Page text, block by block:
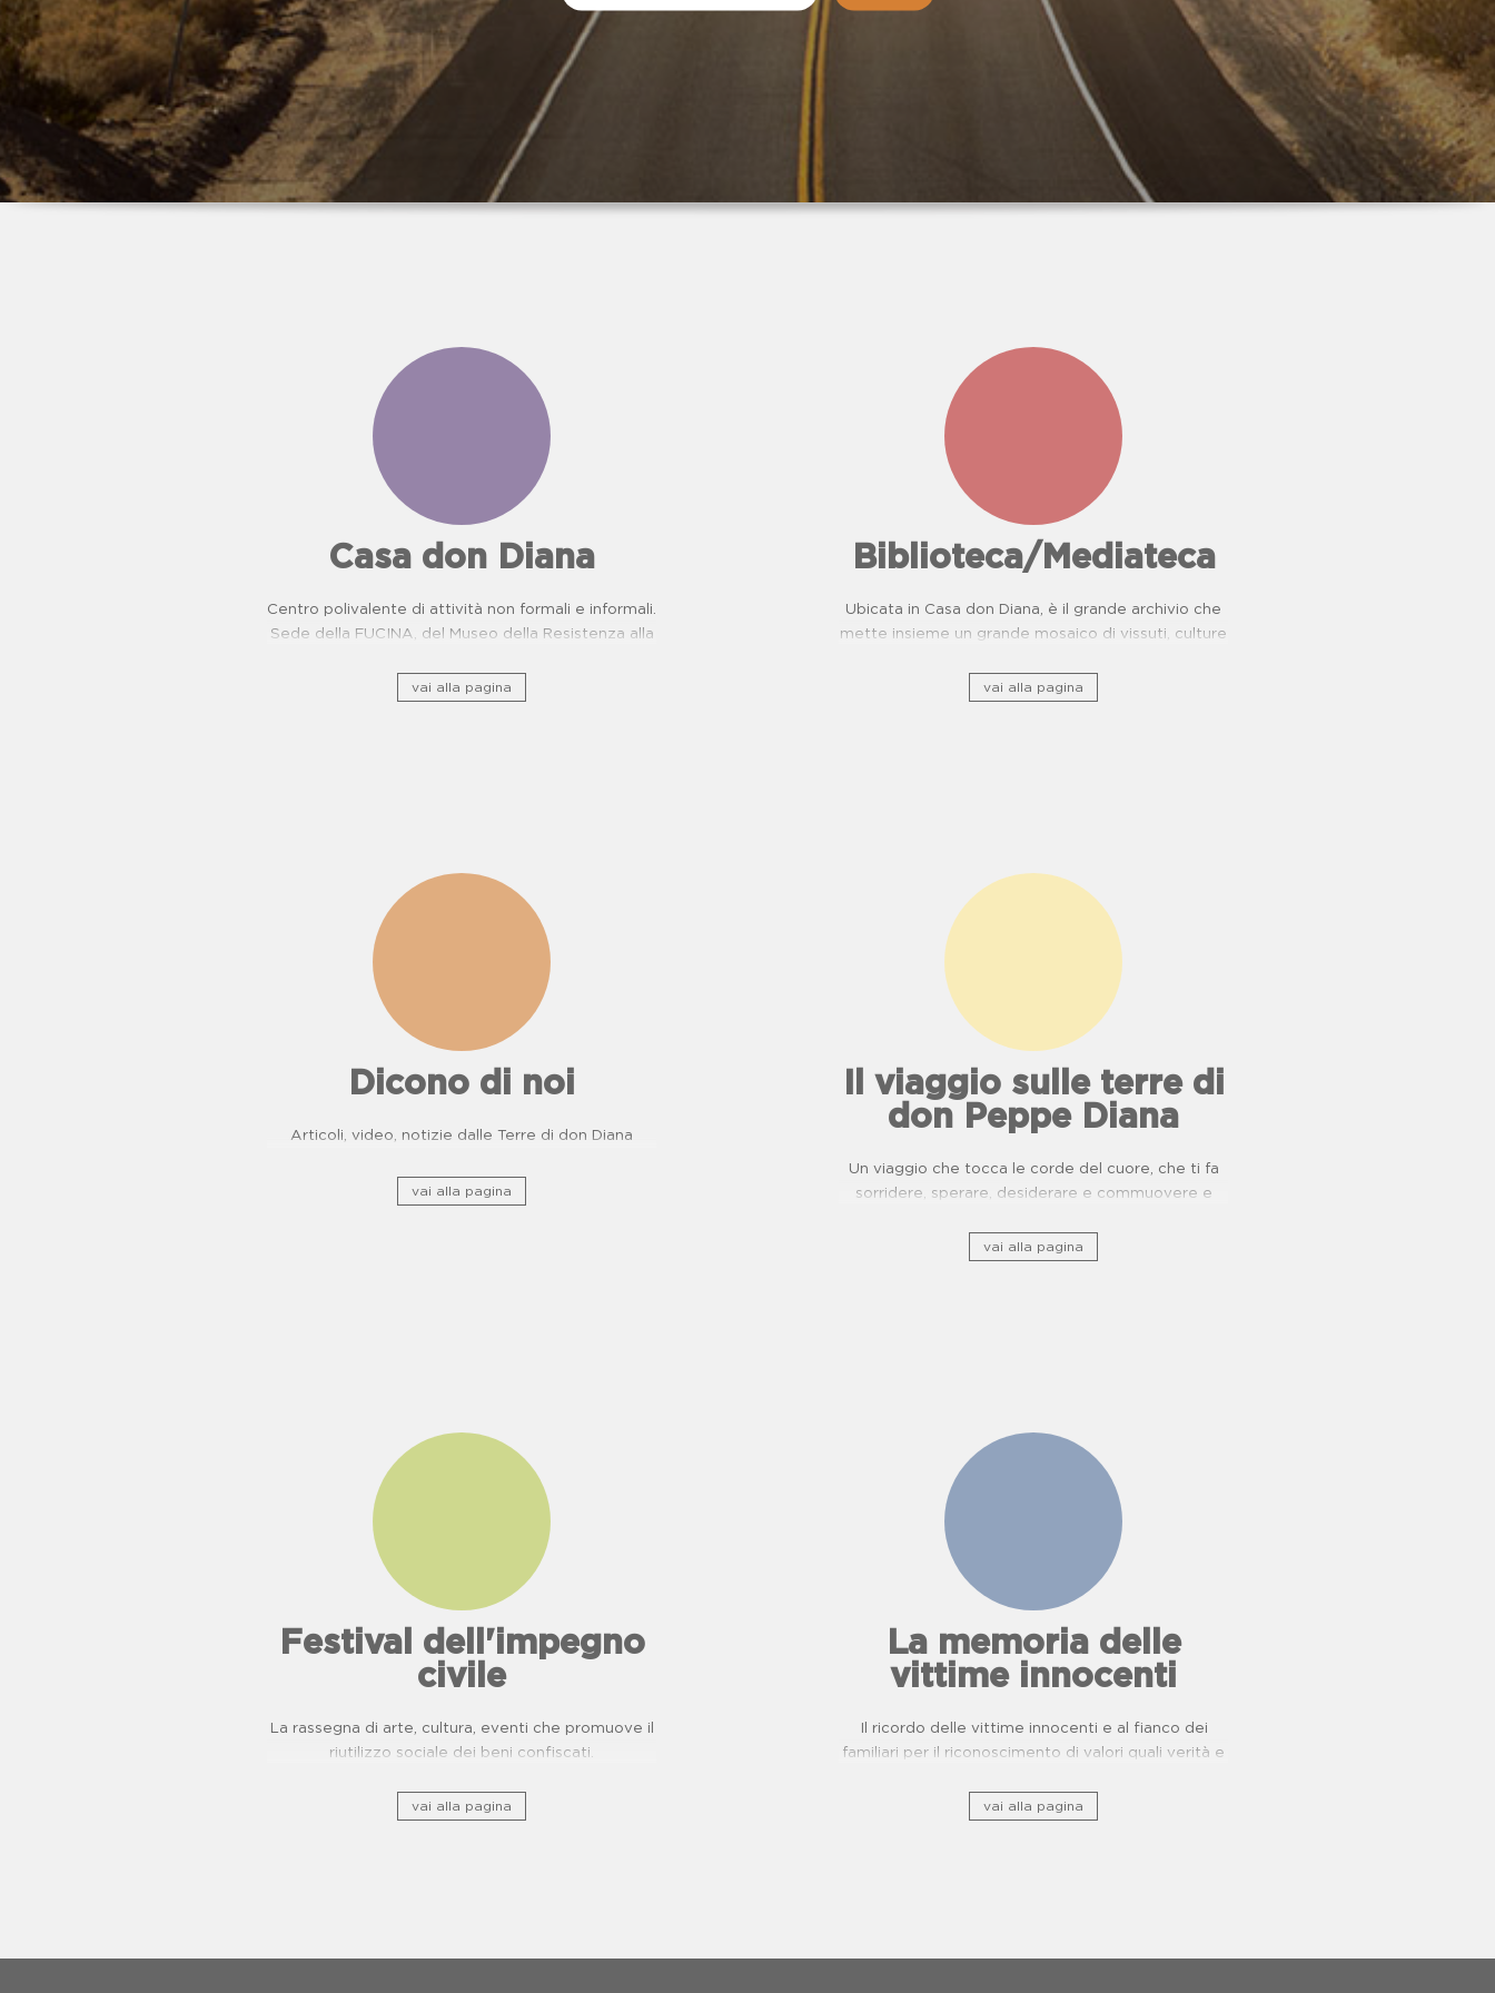
...decisero che il
messaggio,
l'impegno
sacrificio
Giuseppe Diana
Casa don Diana
Centro polivalente di attività non formali e informali.
Sede della FUCINA, del Museo della Resistenza alla
Oncologiche. Proposte didattiche per scuole.
vai alla pagina
Biblioteca/Mediateca
Ubicata in Casa don Diana, è il grande archivio che
mette insieme un grande mosaico di vissuti, culture
vai alla pagina
Dicono di noi
Articoli, video, notizie dalle Terre di don Diana
vai alla pagina
Il viaggio sulle terre di
don Peppe Diana
Un viaggio che tocca le corde del cuore, che ti fa
sorridere, sperare, desiderare e commuovere e
di usanze, cucina e buone pratiche.
vai alla pagina
Festival dell'impegno
civile
La rassegna di arte, cultura, eventi che promuove il
riutilizzo sociale dei beni confiscati.
vai alla pagina
La memoria delle
vittime innocenti
Il ricordo delle vittime innocenti e al fianco dei
familiari per il riconoscimento di valori quali verità e
vai alla pagina